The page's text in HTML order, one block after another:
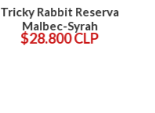
Tricky Rabbit Reserva
Malbec-Syrah
$28.800 CLP